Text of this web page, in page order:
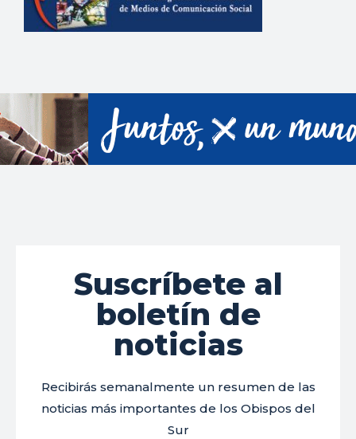
Suscríbete al
boletín de
noticias
Recibirás semanalmente un resumen de las
noticias más importantes de los Obispos del
Sur